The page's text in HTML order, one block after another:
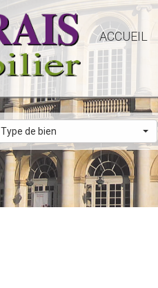
ACCUEIL
Type de bien